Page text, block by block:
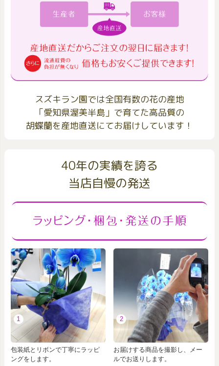
スズキラン園では全国有数の花の産地
「愛知県渥美半島」で育てた高品質の
胡蝶蘭を産地直送にてお届けしています！
40年の実績を誇る
当店自慢の発送
1
包装紙とリボンで丁寧にラッピ
ングをします。
2
お届けする商品を撮影し、メー
ルでお送りします。